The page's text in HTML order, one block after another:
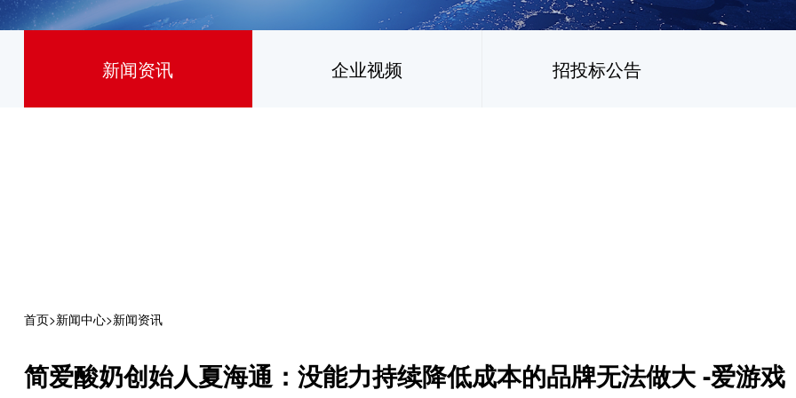
新闻资讯 企业视频 招投标公告
首页>新闻中心>新闻资讯
简爱酸奶创始人夏海通：没能力持续降低成本的品牌无法做大 -爱游戏